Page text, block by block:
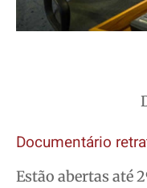
Documentário
Estão abertas até